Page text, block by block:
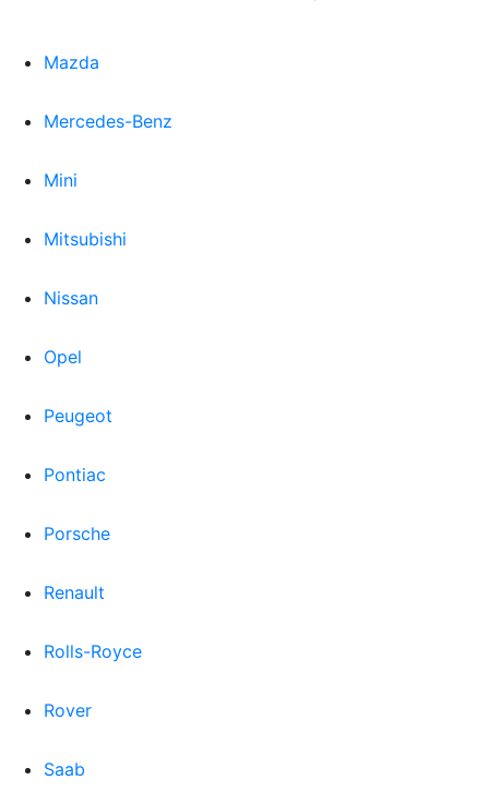
Mazda
Mercedes-Benz
Mini
Mitsubishi
Nissan
Opel
Peugeot
Pontiac
Porsche
Renault
Rolls-Royce
Rover
Saab